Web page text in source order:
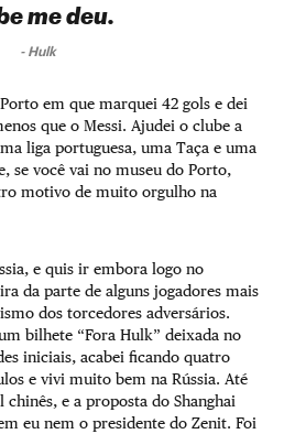
me deu.
- Hulk
em que marquei 42 gols e dei
que o Messi. Ajudei o clube a
liga portuguesa, uma Taça e uma
se você vai no museu do Porto,
motivo de muito orgulho na
e quis ir embora logo no
da parte de alguns jogadores mais
dos torcedores adversários.
bilhete “Fora Hulk” deixada no
iniciais, acabei ficando quatro
e vivi muito bem na Rússia. Até
e a proposta do Shanghai
eu nem o presidente do Zenit. Foi